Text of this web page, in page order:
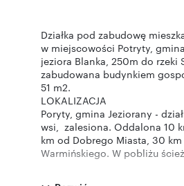
Działka pod zabudowę
w miejscowości Potryty,
jeziora Blanka, 250m do rzeki
zabudowana budynkiem
51 m2.
LOKALIZACJA
Poryty, gmina Jeziorany -
wsi, zalesiona. Oddalona 10
km od Dobrego Miasta, 30
Warmińskiego. W pobliżu